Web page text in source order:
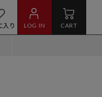
入り LOG IN CART